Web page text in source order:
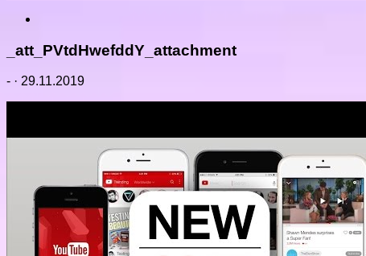
_att_PVtdHwefddY_attachment
- · 29.11.2019